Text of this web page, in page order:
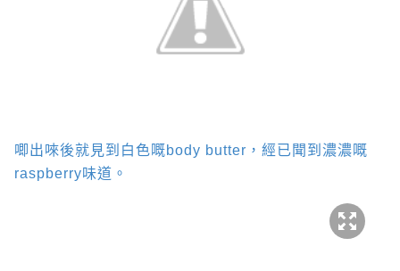
唧出唻後就見到白色嘅body butter ，經已聞到濃濃嘅
raspberry味道。